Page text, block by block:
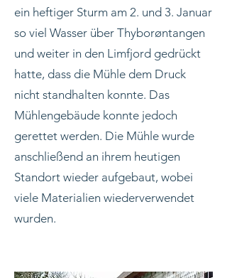
ein heftiger Sturm am 2. und 3. Januar
so viel Wasser über Thyborøntangen
und weiter in den Limfjord gedrückt
hatte, dass die Mühle dem Druck
nicht standhalten konnte. Das
Mühlengebäude konnte jedoch
gerettet werden. Die Mühle wurde
anschließend an ihrem heutigen
Standort wieder aufgebaut, wobei
viele Materialien wiederverwendet
wurden.